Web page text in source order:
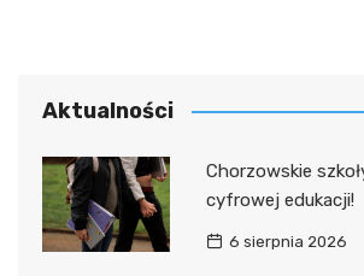
Aktualności
Chorzowskie
cyfrowej edukacji!
6 sierpnia 2026